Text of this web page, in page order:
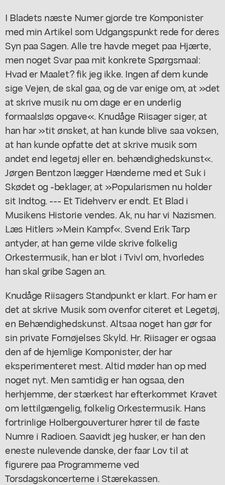
I Bladets næste Numer gjorde tre Komponister
med min Artikel som Udgangspunkt rede for deres
Syn paa Sagen. Alle tre havde meget paa Hjærte,
men noget Svar paa mit konkrete Spørgsmaal:
Hvad er Maalet? fik jeg ikke. Ingen af dem kunde
sige Vejen, de skal gaa, og de var enige om, at »det
at skrive musik nu om dage er en underlig
formaalsløs opgave«. Knudåge Riisager siger, at
han har »tit ønsket, at han kunde blive saa voksen,
at han kunde opfatte det at skrive musik som
andet end legetøj eller en. behændighedskunst«.
Jørgen Bentzon lægger Hænderne med et Suk i
Skødet og -beklager, at »Popularismen nu holder
sit Indtog. --- Et Tidehverv er endt. Et Blad i
Musikens Historie vendes. Ak, nu har vi Nazismen.
Læs Hitlers »Mein Kampf«. Svend Erik Tarp
antyder, at han gerne vilde skrive folkelig
Orkestermusik, han er blot i Tvivl om, hvorledes
han skal gribe Sagen an.
Knudåge Riisagers Standpunkt er klart. For ham er
det at skrive Musik som ovenfor citeret et Legetøj,
en Behændighedskunst. Altsaa noget han gør for
sin private Fornøjelses Skyld. Hr. Riisager er ogsaa
den af de hjemlige Komponister, der har
eksperimenteret mest. Altid møder han op med
noget nyt. Men samtidig er han ogsaa, den
herhjemme, der stærkest har efterkommet Kravet
om lettilgængelig, folkelig Orkestermusik. Hans
fortrinlige Holbergouverturer hører til de faste
Numre i Radioen. Saavidt jeg husker, er han den
eneste nulevende danske, der faar Lov til at
figurere paa Programmerne ved
Torsdagskoncerterne i Stærekassen.